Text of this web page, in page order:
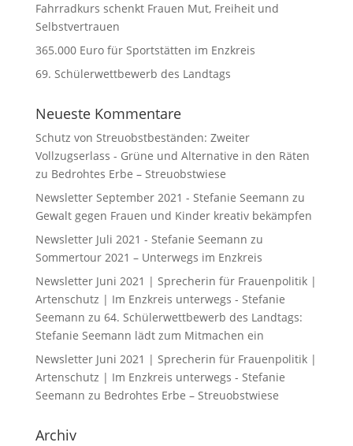
Fahrradkurs schenkt Frauen Mut, Freiheit und
Selbstvertrauen
365.000 Euro für Sportstätten im Enzkreis
69. Schülerwettbewerb des Landtags
Neueste Kommentare
Schutz von Streuobstbeständen: Zweiter
Vollzugserlass - Grüne und Alternative in den Räten
zu Bedrohtes Erbe – Streuobstwiese
Newsletter September 2021 - Stefanie Seemann zu
Gewalt gegen Frauen und Kinder kreativ bekämpfen
Newsletter Juli 2021 - Stefanie Seemann zu
Sommertour 2021 – Unterwegs im Enzkreis
Newsletter Juni 2021 | Sprecherin für Frauenpolitik |
Artenschutz | Im Enzkreis unterwegs - Stefanie
Seemann zu 64. Schülerwettbewerb des Landtags:
Stefanie Seemann lädt zum Mitmachen ein
Newsletter Juni 2021 | Sprecherin für Frauenpolitik |
Artenschutz | Im Enzkreis unterwegs - Stefanie
Seemann zu Bedrohtes Erbe – Streuobstwiese
Archiv